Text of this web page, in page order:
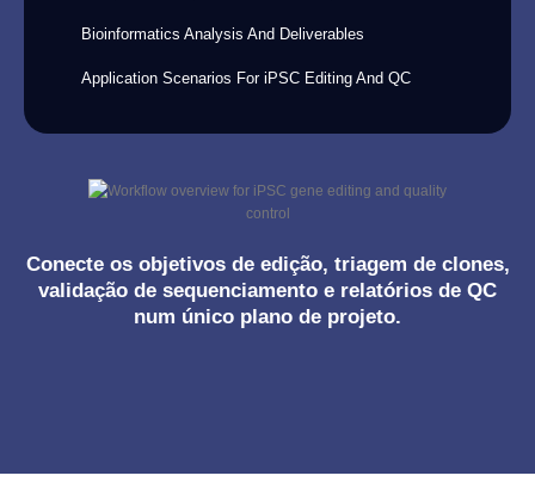
Bioinformatics Analysis And Deliverables
Application Scenarios For iPSC Editing And QC
Conecte os objetivos de edição, triagem de clones,
validação de sequenciamento e relatórios de QC
num único plano de projeto.